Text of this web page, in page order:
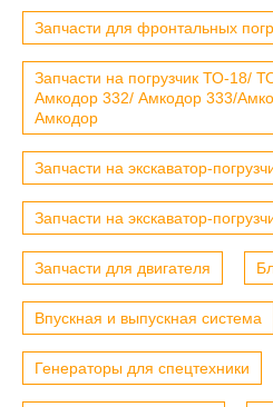
Запчасти для фронтальных
Запчасти на погрузчик ТО-18/
Амкодор 332/ Амкодор 333/
Амкодор
Запчасти на экскаватор-
Запчасти на экскаватор-
Запчасти для двигателя
Впускная и выпускная система
Генераторы для спецтехники